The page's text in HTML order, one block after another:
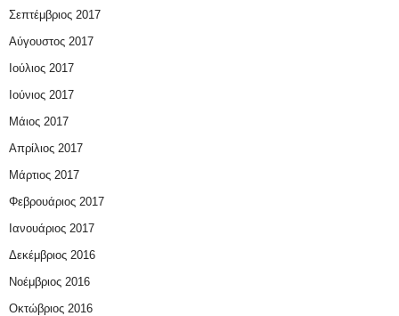
Σεπτέμβριος 2017
Αύγουστος 2017
Ιούλιος 2017
Ιούνιος 2017
Μάιος 2017
Απρίλιος 2017
Μάρτιος 2017
Φεβρουάριος 2017
Ιανουάριος 2017
Δεκέμβριος 2016
Νοέμβριος 2016
Οκτώβριος 2016